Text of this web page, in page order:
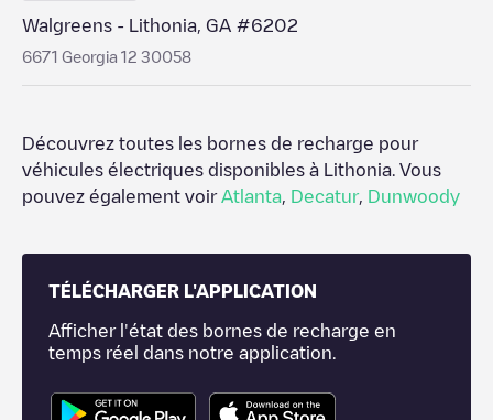
Walgreens - Lithonia, GA #6202
6671 Georgia 12 30058
Découvrez toutes les bornes de recharge pour
véhicules électriques disponibles à
Lithonia . Vous
pouvez également voir Atlanta Decatur, Dunwoody
TÉLÉCHARGER L'APPLICATION
Afficher l'état des bornes de recharge en
temps réel dans notre application.